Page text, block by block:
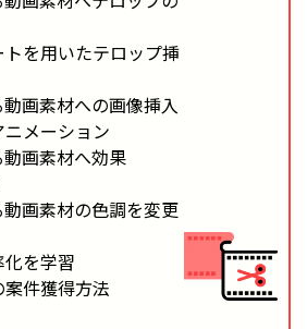
を用いたテロップ挿
画素材への画像挿入
メーション
画素材へ効果
画素材の色調を変更
を学習
件獲得方法